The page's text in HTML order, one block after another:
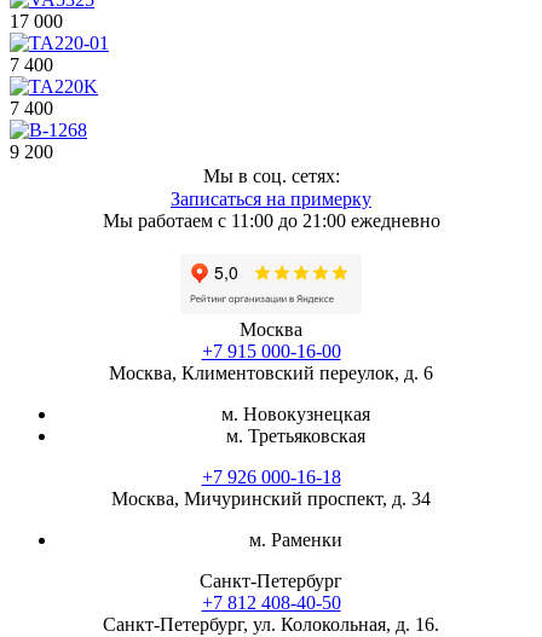
17 000
7 400
7 400
9 200
Мы в соц. сетях:
Записаться на примерку
Мы работаем с 11:00 до 21:00 ежедневно
Москва
+7 915 000-16-00
Москва, Климентовский переулок, д. 6
м. Новокузнецкая
м. Третьяковская
+7 926 000-16-18
Москва, Мичуринский проспект, д. 34
м. Раменки
Санкт-Петербург
+7 812 408-40-50
Санкт-Петербург, ул. Колокольная, д. 16.